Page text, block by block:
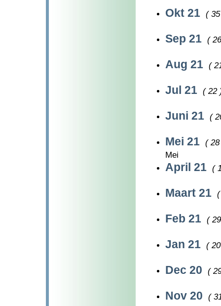
Okt 21 (
Sep 21 (
Aug 21 (
Jul 21 ( 22
Juni 21 (
Mei 21 (
Mei
April 21 (
Maart 21
Feb 21 (
Jan 21 (
Dec 20 (
Nov 20 (